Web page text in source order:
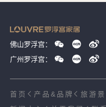
佛山罗浮宫：
广州罗浮宫：
首页 产品&品牌 旅游景